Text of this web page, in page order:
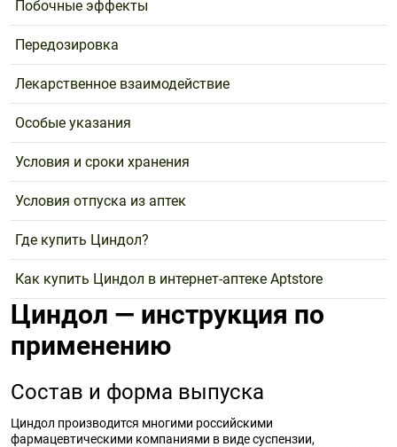
Побочные эффекты
Передозировка
Лекарственное взаимодействие
Особые указания
Условия и сроки хранения
Условия отпуска из аптек
Где купить Циндол?
Как купить Циндол в интернет-аптеке Aptstore
Циндол — инструкция по
применению
Состав и форма выпуска
Циндол производится многими российскими
фармацевтическими компаниями в виде суспензии,